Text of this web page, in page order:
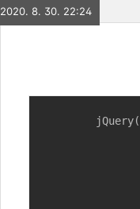
2020. 8. 30. 22:24
	jQuery(